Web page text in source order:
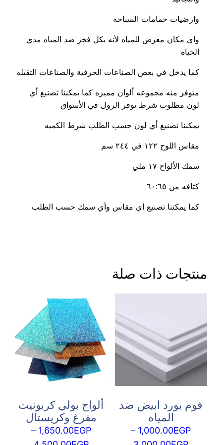
وارضيات حمامات السباحه
واي مكان معرض للمياه لأنه بكل فخر ضد المياه مدي
الحياه
كما يدخل في بعض الصناعات الحرفية والصناعات الثقيله
متوفر منه مجموعه ألوان مميزه كما يمكننا تصنيع أي
لون مطلوب شرط توفر الرول في الأسواق
يمكننا تصنيع أي لون حسب الطلب شرط الكميه
مقاس اللوح ١٢٢ في ٢٤٤ سم
سمك الألواح ١٧ ملي
كثافه من ٦٠:٦٥
كما يمكننا تصنيع أي مقاس وأي سمك حسب الطلب
منتجات ذات صلة
فوم بورد ابيض ضد
المياه
1,000.00EGP
–
ألواح بولي كربونيت
مفرغ وكريستال
1,650.00EGP
–